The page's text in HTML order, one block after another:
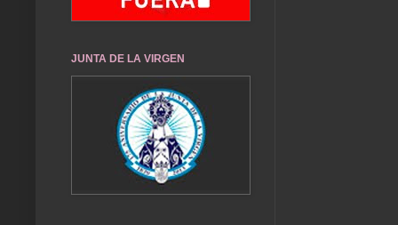
JUNTA DE LA VIRGEN